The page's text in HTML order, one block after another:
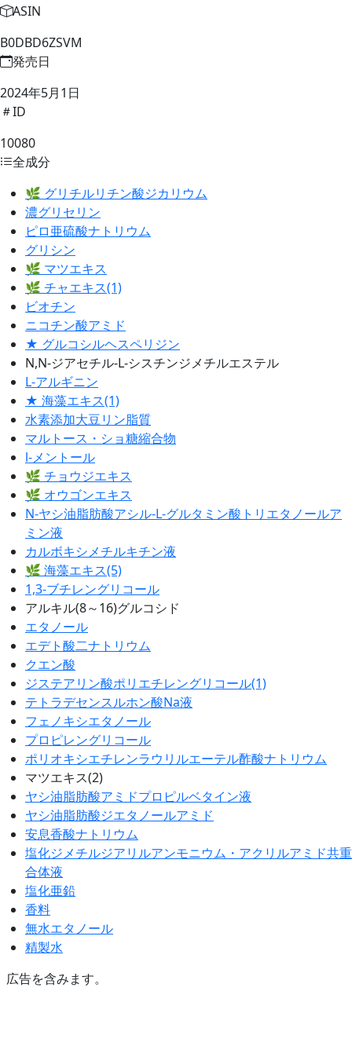
ASIN
B0DBD6ZSVM
発売日
2024年5月1日
ID
10080
全成分
🌿 グリチルリチン酸ジカリウム
濃グリセリン
ピロ亜硫酸ナトリウム
グリシン
🌿 マツエキス
🌿 チャエキス(1)
ビオチン
ニコチン酸アミド
★ グルコシルヘスペリジン
N,N-ジアセチル-L-シスチンジメチルエステル
L-アルギニン
★ 海藻エキス(1)
水素添加大豆リン脂質
マルトース・ショ糖縮合物
l-メントール
🌿 チョウジエキス
🌿 オウゴンエキス
N-ヤシ油脂肪酸アシル-L-グルタミン酸トリエタノールア
ミン液
カルボキシメチルキチン液
🌿 海藻エキス(5)
1,3-ブチレングリコール
アルキル(8～16)グルコシド
エタノール
エデト酸二ナトリウム
クエン酸
ジステアリン酸ポリエチレングリコール(1)
テトラデセンスルホン酸Na液
フェノキシエタノール
プロピレングリコール
ポリオキシエチレンラウリルエーテル酢酸ナトリウム
マツエキス(2)
ヤシ油脂肪酸アミドプロピルベタイン液
ヤシ油脂肪酸ジエタノールアミド
安息香酸ナトリウム
塩化ジメチルジアリルアンモニウム・アクリルアミド共重
合体液
塩化亜鉛
香料
無水エタノール
精製水
広告を含みます。